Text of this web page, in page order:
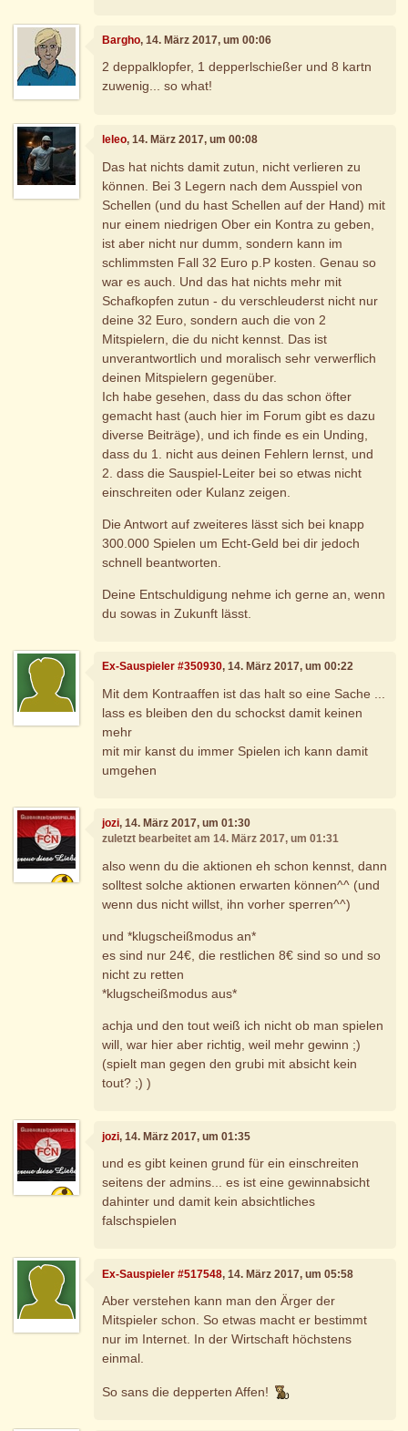
Bargho, 14. März 2017, um 00:06
2 deppalklopfer, 1 depperlschießer und 8 kartn
zuwenig... so what!
leleo, 14. März 2017, um 00:08
Das hat nichts damit zutun, nicht verlieren zu
können. Bei 3 Legern nach dem Ausspiel von
Schellen (und du hast Schellen auf der Hand) mit
nur einem niedrigen Ober ein Kontra zu geben,
ist aber nicht nur dumm, sondern kann im
schlimmsten Fall 32 Euro p.P kosten. Genau so
war es auch. Und das hat nichts mehr mit
Schafkopfen zutun - du verschleuderst nicht nur
deine 32 Euro, sondern auch die von 2
Mitspielern, die du nicht kennst. Das ist
unverantwortlich und moralisch sehr verwerflich
deinen Mitspielern gegenüber.
Ich habe gesehen, dass du das schon öfter
gemacht hast (auch hier im Forum gibt es dazu
diverse Beiträge), und ich finde es ein Unding,
dass du 1. nicht aus deinen Fehlern lernst, und
2. dass die Sauspiel-Leiter bei so etwas nicht
einschreiten oder Kulanz zeigen.
Die Antwort auf zweiteres lässt sich bei knapp
300.000 Spielen um Echt-Geld bei dir jedoch
schnell beantworten.
Deine Entschuldigung nehme ich gerne an, wenn
du sowas in Zukunft lässt.
Ex-Sauspieler #350930, 14. März 2017, um 00:22
Mit dem Kontraaffen ist das halt so eine Sache ...
lass es bleiben den du schockst damit keinen
mehr
mit mir kanst du immer Spielen ich kann damit
umgehen
jozi, 14. März 2017, um 01:30
zuletzt bearbeitet am 14. März 2017, um 01:31
also wenn du die aktionen eh schon kennst, dann
solltest solche aktionen erwarten können^^ (und
wenn dus nicht willst, ihn vorher sperren^^)
und *klugscheißmodus an*
es sind nur 24€, die restlichen 8€ sind so und so
nicht zu retten
*klugscheißmodus aus*
achja und den tout weiß ich nicht ob man spielen
will, war hier aber richtig, weil mehr gewinn ;)
(spielt man gegen den grubi mit absicht kein
tout? ;) )
jozi, 14. März 2017, um 01:35
und es gibt keinen grund für ein einschreiten
seitens der admins... es ist eine gewinnabsicht
dahinter und damit kein absichtliches
falschspielen
Ex-Sauspieler #517548, 14. März 2017, um 05:58
Aber verstehen kann man den Ärger der
Mitspieler schon. So etwas macht er bestimmt
nur im Internet. In der Wirtschaft höchstens
einmal.
So sans die depperten Affen!